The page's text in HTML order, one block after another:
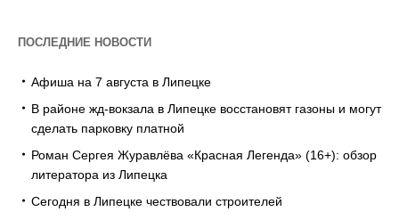
ПОСЛЕДНИЕ НОВОСТИ
Афиша на 7 августа в Липецке
В районе жд-вокзала в Липецке восстановят газоны и могут
сделать парковку платной
Роман Сергея Журавлёва «Красная Легенда» (16+): обзор
литератора из Липецка
Сегодня в Липецке чествовали строителей